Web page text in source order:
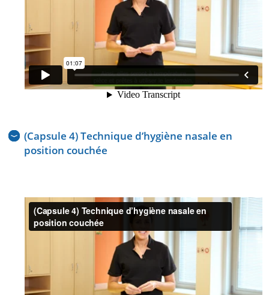
(Capsule 4) Technique d’hygiène nasale en
position couchée